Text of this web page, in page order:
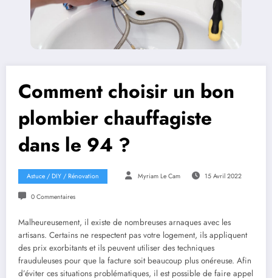
Comment choisir un bon
plombier chauffagiste
dans le 94 ?
Astuce / DIY / Rénovation Myriam Le Cam 15 Avril 2022
0 Commentaires
Malheureusement, il existe de nombreuses arnaques avec les
artisans. Certains ne respectent pas votre logement, ils appliquent
des prix exorbitants et ils peuvent utiliser des techniques
frauduleuses pour que la facture soit beaucoup plus onéreuse. Afin
d’éviter ces situations problématiques, il est possible de faire appel